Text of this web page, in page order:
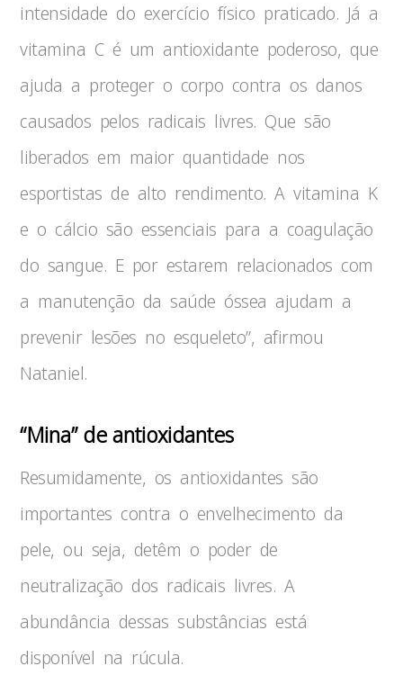
intensidade do exercício físico praticado. Já a
vitamina C é um antioxidante poderoso, que
ajuda a proteger o corpo contra os danos
causados pelos radicais livres. Que são
liberados em maior quantidade nos
esportistas de alto rendimento. A vitamina K
e o cálcio são essenciais para a coagulação
do sangue. E por estarem relacionados com
a manutenção da saúde óssea ajudam a
prevenir lesões no esqueleto”, afirmou
Nataniel.
“Mina” de antioxidantes
Resumidamente, os antioxidantes são
importantes contra o envelhecimento da
pele, ou seja, detêm o poder de
neutralização dos radicais livres. A
abundância dessas substâncias está
disponível na rúcula.